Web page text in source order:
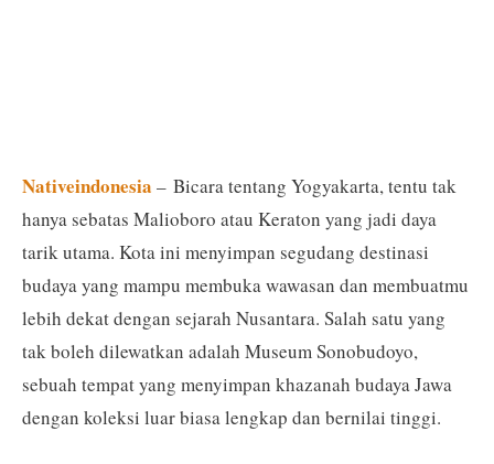
Nativeindonesia – Bicara tentang Yogyakarta, tentu tak
hanya sebatas Malioboro atau Keraton yang jadi daya
tarik utama. Kota ini menyimpan segudang destinasi
budaya yang mampu membuka wawasan dan membuatmu
lebih dekat dengan sejarah Nusantara. Salah satu yang
tak boleh dilewatkan adalah Museum Sonobudoyo,
sebuah tempat yang menyimpan khazanah budaya Jawa
dengan koleksi luar biasa lengkap dan bernilai tinggi.